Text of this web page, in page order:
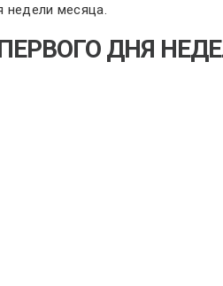
недели месяца.
ДНЯ